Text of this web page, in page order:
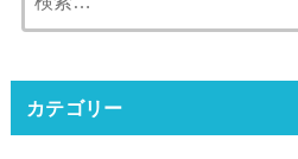
索:
カテゴリー